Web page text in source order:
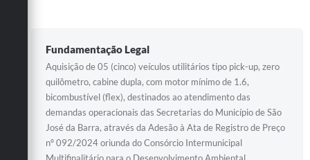
Fundamentação Legal
Aquisição de 05 (cinco) veículos utilitários tipo pick-up, zero
quilômetro, cabine dupla, com motor mínimo de 1.6,
bicombustível (flex), destinados ao atendimento das
demandas operacionais das Secretarias do Município de São
José da Barra, através da Adesão à Ata de Registro de Preço
nº 092/2024 oriunda do Consórcio Intermunicipal